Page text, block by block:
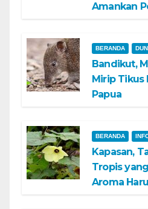
Amankan
BERANDA
Bandikut,
Mirip Tikus
Papua
BERANDA
Kapasan,
Tropis
Aroma